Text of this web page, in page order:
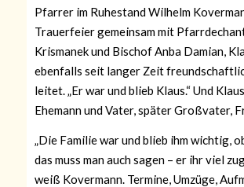
Pfarrer im Ruhestand Wilhelm
Trauerfeier gemeinsam mit
Krismanek und Bischof Anba Damian,
ebenfalls seit langer Zeit
leitet. „Er war und blieb Klaus.“ Und
Ehemann und Vater, später Großvater,
„Die Familie war und blieb ihm wichtig,
das muss man auch sagen – er ihr viel
weiß Kovermann. Termine, Umzüge,